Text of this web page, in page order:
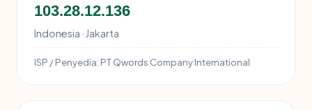
103.28.12.136
Indonesia · Jakarta
ISP / Penyedia: PT Qwords Company International